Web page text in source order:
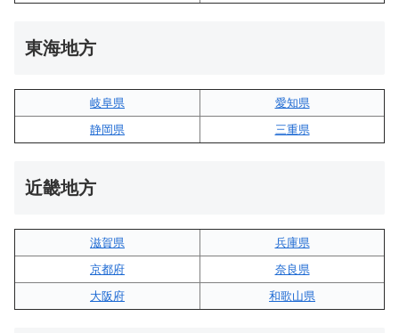
東海地方
岐阜県
愛知県
静岡県
三重県
近畿地方
滋賀県
兵庫県
京都府
奈良県
大阪府
和歌山県